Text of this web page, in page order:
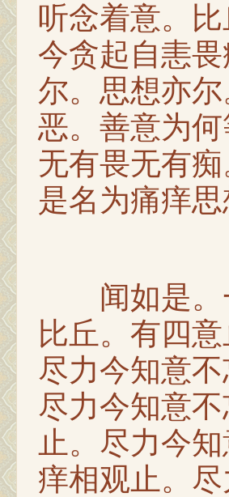
听念着意。
今贪起自恚
尔。思想亦
恶。善意为
无有畏无有
是名为痛痒
闻如是。
比丘。有四
尽力今知意
尽力今知意
止。尽力今
痒相观止。